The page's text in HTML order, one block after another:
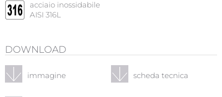
acciaio inossidabile
AISI 316L
DOWNLOAD
immagine scheda tecnica